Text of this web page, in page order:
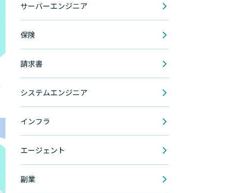
サーバーエンジニア
保険
請求書
システムエンジニア
インフラ
エージェント
副業